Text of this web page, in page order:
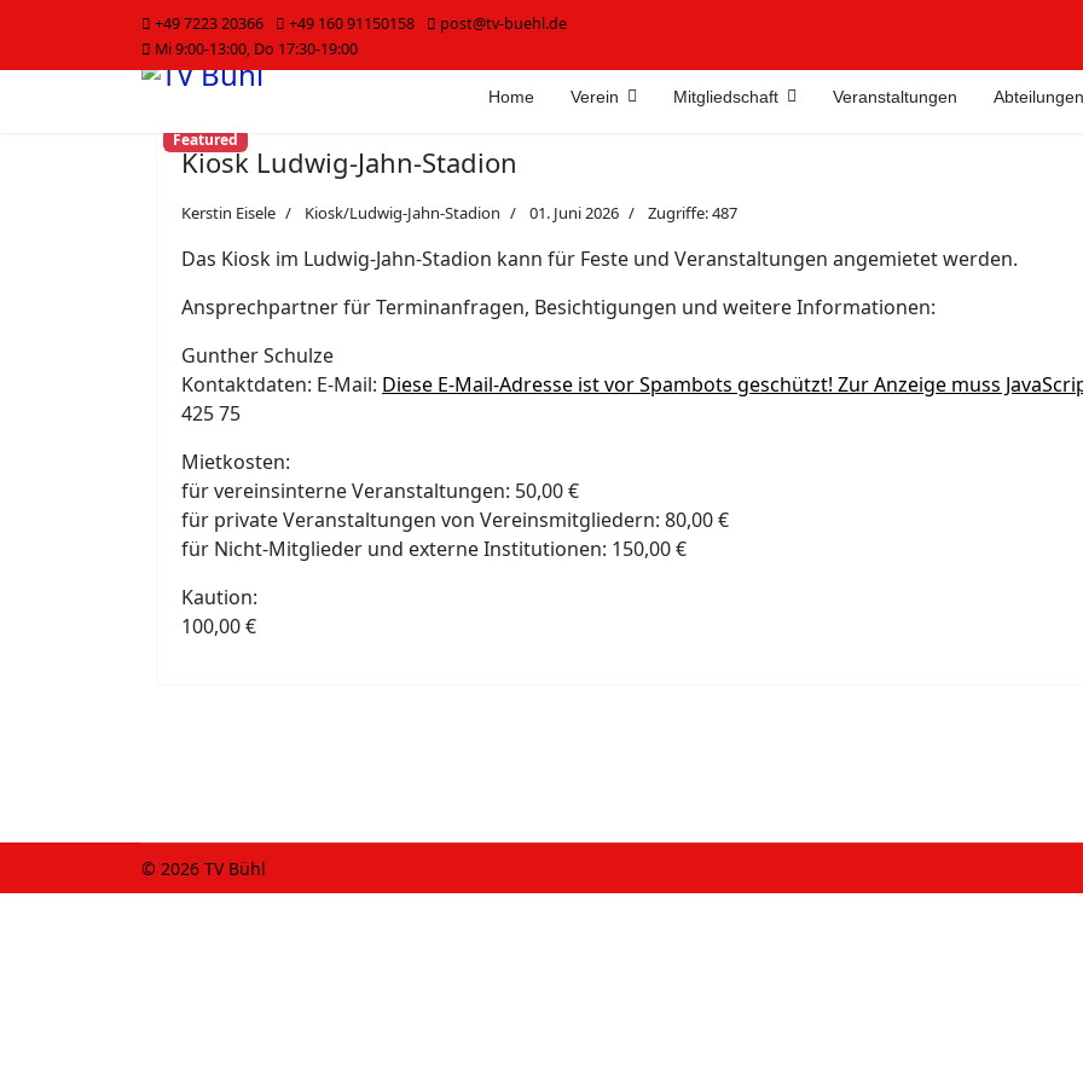
+49 7223 20366 +49 160 91150158
post@tv-buehl.de
Mi 9:00-13:00, Do 17:30-19:00
Home Verein Mitgliedschaft Veranstaltungen Abteilungen
Featured
Kiosk Ludwig-Jahn-Stadion
Kerstin Eisele Kiosk/Ludwig-Jahn-Stadion 01. Juni 2026 Zugriffe: 487
Das Kiosk im Ludwig-Jahn-Stadion kann für Feste und Veranstaltungen angemietet werden.
Ansprechpartner für Terminanfragen, Besichtigungen und weitere Informationen:
Gunther Schulze
Kontaktdaten: E-Mail: Diese E-Mail-Adresse ist vor Spambots geschützt! Zur Anzeige muss
425 75
Mietkosten:
für vereinsinterne Veranstaltungen: 50,00 €
für private Veranstaltungen von Vereinsmitgliedern: 80,00 €
für Nicht-Mitglieder und externe Institutionen: 150,00 €
Kaution:
100,00 €
© 2026 TV Bühl